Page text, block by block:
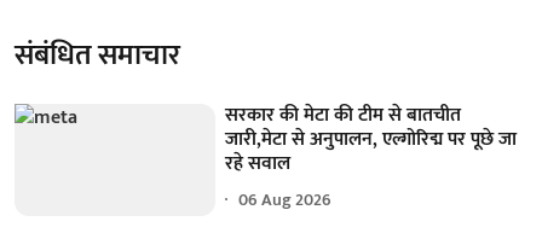
संबंधित समाचार
सरकार की मेटा की टीम से बातचीत
जारी,मेटा से अनुपालन, एल्गोरिद्म पर पूछे जा
रहे सवाल
06 Aug 2026